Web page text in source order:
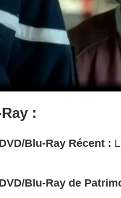
:
Blu-Ray Récent :
Blu-Ray de